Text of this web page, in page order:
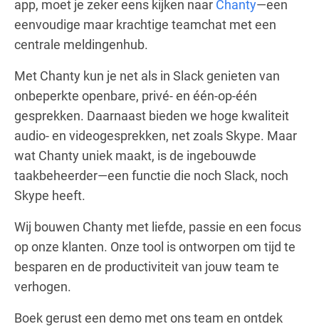
app, moet je zeker eens kijken naar Chanty—een
eenvoudige maar krachtige teamchat met een
centrale meldingenhub.
Met Chanty kun je net als in Slack genieten van
onbeperkte openbare, privé- en één-op-één
gesprekken. Daarnaast bieden we hoge kwaliteit
audio- en videogesprekken, net zoals Skype. Maar
wat Chanty uniek maakt, is de ingebouwde
taakbeheerder—een functie die noch Slack, noch
Skype heeft.
Wij bouwen Chanty met liefde, passie en een focus
op onze klanten. Onze tool is ontworpen om tijd te
besparen en de productiviteit van jouw team te
verhogen.
Boek gerust een demo met ons team en ontdek